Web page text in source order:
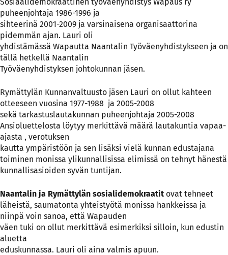
puheenjohtaja 1986-1996 ja
sihteerinä 2001-2009 ja varsinaisena organisaattorina
pidemmän ajan. Lauri oli
yhdistämässä Wapautta Naantalin Työväenyhdistykseen ja on
tällä hetkellä Naantalin
Työväenyhdistyksen johtokunnan jäsen.
Rymättylän Kunnanvaltuusto jäsen Lauri on ollut kahteen
otteeseen vuosina 1977-1988 ja 2005-2008
sekä tarkastuslautakunnan puheenjohtaja 2005-2008
Ansioluettelosta löytyy merkittävä määrä lautakuntia vapaa-
ajasta , verotuksen
kautta ympäristöön ja sen lisäksi vielä kunnan edustajana
toiminen monissa ylikunnallisissa elimissä on tehnyt hänestä
kunnallisasioiden syvän tuntijan.
Naantalin ja Rymättylän sosialidemokraatit ovat tehneet
läheistä, saumatonta yhteistyötä monissa hankkeissa ja
niinpä voin sanoa, että Wapauden
väen tuki on ollut merkittävä esimerkiksi silloin, kun edustin
aluetta
eduskunnassa. Lauri oli aina valmis apuun.